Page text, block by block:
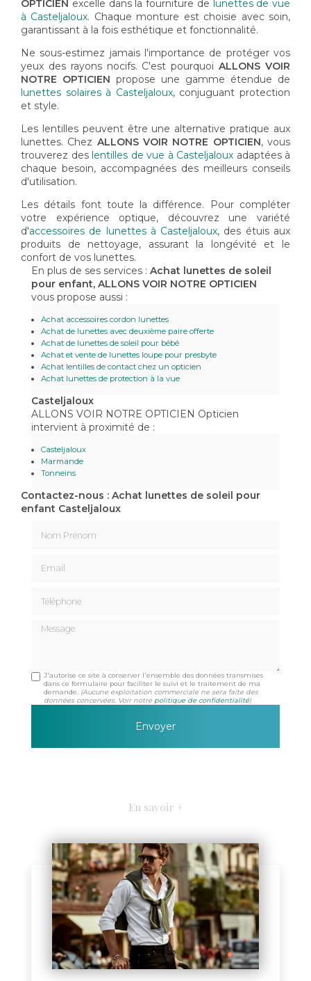
OPTICIEN excelle dans la fourniture de lunettes de vue
à Casteljaloux. Chaque monture est choisie avec soin,
garantissant à la fois esthétique et fonctionnalité.
Ne sous-estimez jamais l'importance de protéger vos
yeux des rayons nocifs. C'est pourquoiALLONS VOIR
NOTRE OPTICIEN propose une gamme étendue de
lunettes solaires à Casteljaloux, conjuguant protection
et style.
Les lentilles peuvent être une alternative pratique aux
lunettes. Chez ALLONS VOIR NOTRE OPTICIEN, vous
trouverez des lentilles de vue à Casteljaloux adaptées à
chaque besoin, accompagnées des meilleurs conseils
d'utilisation.
Les détails font toute la différence. Pour compléter
votre expérience optique, découvrez une variété
d'accessoires de lunettes à Casteljaloux, des étuis aux
produits de nettoyage, assurant la longévité et le
confort de vos lunettes.
En plus de ses services : Achat lunettes de soleil
pour enfant, ALLONS VOIR NOTRE OPTICIEN
vous propose aussi :
Achat accessoires cordon lunettes
Achat de lunettes avec deuxième paire offerte
Achat de lunettes de soleil pour bébé
Achat et vente de lunettes loupe pour presbyte
Achat lentilles de contact chez un opticien
Achat lunettes de protection à la vue
Casteljaloux
ALLONS VOIR NOTRE OPTICIEN Opticien
intervient à proximité de :
Casteljaloux
Marmande
Tonneins
Contactez-nous : Achat lunettes de soleil pour
enfant Casteljaloux
Message
J'autorise ce site à conserver l'ensemble des données transmises
dans ce formulaire pour faciliter le suivi et le traitement de ma
demande. (Aucune exploitation commerciale ne sera faite des
données concervées. Voir notre politique de confidentialité)
En savoir +